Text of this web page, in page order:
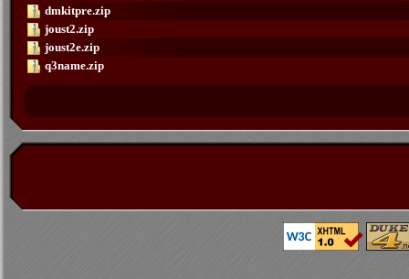
dmkitpre.zip
joust2.zip
joust2e.zip
q3name.zip